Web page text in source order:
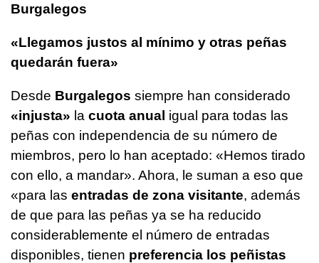
Burgalegos
«Llegamos justos al mínimo y otras peñas
quedarán fuera»
Desde Burgalegos siempre han considerado
«injusta» la cuota anual igual para todas las
peñas con independencia de su número de
miembros, pero lo han aceptado: «Hemos tirado
con ello, a mandar». Ahora, le suman a eso que
«para las entradas de zona visitante, además
de que para las peñas ya se ha reducido
considerablemente el número de entradas
disponibles, tienen preferencia los peñistas